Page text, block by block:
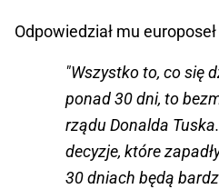
Odpowiedział mu
"Wszystko to, co się
ponad 30 dni, to
rządu Donalda
decyzje, które
30 dniach będą